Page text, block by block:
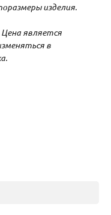
изделия.
является
в